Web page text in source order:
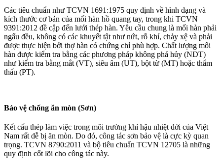
Các tiêu chuẩn như TCVN 1691:1975 quy định về hình dạng và
kích thước cơ bản của mối hàn hồ quang tay, trong khi TCVN
9391:2012 đề cập đến lưới thép hàn. Yêu cầu chung là mối hàn phải
ngấu đều, không có các khuyết tật như nứt, rỗ khí, chảy xệ và phải
được thực hiện bởi thợ hàn có chứng chỉ phù hợp. Chất lượng mối
hàn được kiểm tra bằng các phương pháp không phá hủy (NDT)
như kiểm tra bằng mắt (VT), siêu âm (UT), bột từ (MT) hoặc thẩm
thấu (PT).
Bảo vệ chống ăn mòn (Sơn)
Kết cấu thép làm việc trong môi trường khí hậu nhiệt đới của Việt
Nam rất dễ bị ăn mòn. Do đó, công tác sơn bảo vệ là cực kỳ quan
trọng. TCVN 8790:2011 và bộ tiêu chuẩn TCVN 12705 là những
quy định cốt lõi cho công tác này.